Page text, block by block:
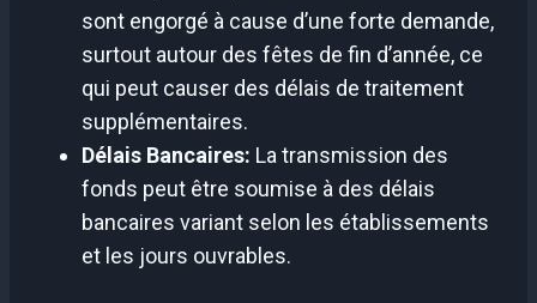
sont engorgé à cause d’une forte demande,
surtout autour des fêtes de fin d’année, ce
qui peut causer des délais de traitement
supplémentaires.
Délais Bancaires: La transmission des
fonds peut être soumise à des délais
bancaires variant selon les établissements
et les jours ouvrables.